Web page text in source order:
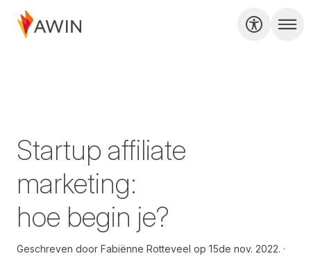
Startup affiliate
marketing:
hoe begin je?
Geschreven door Fabiënne Rotteveel op 15de nov. 2022.